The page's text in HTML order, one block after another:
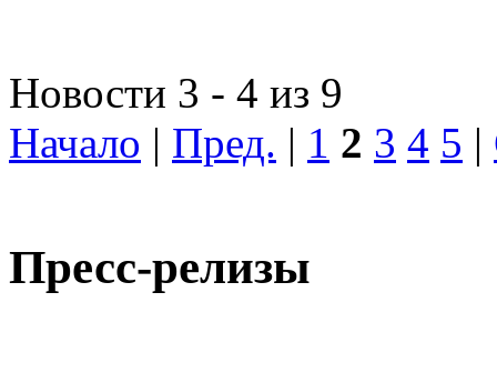
Новости 3 - 4 из 9
Начало | Пред. | 1 2 3 4 5 |
Пресс-релизы